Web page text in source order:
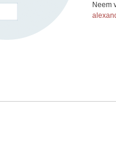
Neem